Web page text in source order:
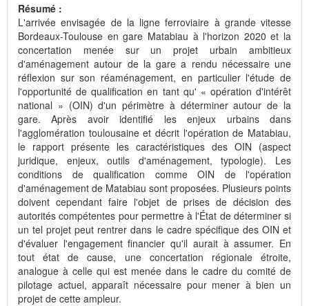
Résumé :
L'arrivée envisagée de la ligne ferroviaire à grande vitesse
Bordeaux-Toulouse en gare Matabiau à l'horizon 2020 et la
concertation menée sur un projet urbain ambitieux
d'aménagement autour de la gare a rendu nécessaire une
réflexion sur son réaménagement, en particulier l'étude de
l'opportunité de qualification en tant qu' « opération d'intérêt
national » (OIN) d'un périmètre à déterminer autour de la
gare. Après avoir identifié les enjeux urbains dans
l'agglomération toulousaine et décrit l'opération de Matabiau,
le rapport présente les caractéristiques des OIN (aspect
juridique, enjeux, outils d'aménagement, typologie). Les
conditions de qualification comme OIN de l'opération
d'aménagement de Matabiau sont proposées. Plusieurs points
doivent cependant faire l'objet de prises de décision des
autorités compétentes pour permettre à l'État de déterminer si
un tel projet peut rentrer dans le cadre spécifique des OIN et
d'évaluer l'engagement financier qu'il aurait à assumer. En
tout état de cause, une concertation régionale étroite,
analogue à celle qui est menée dans le cadre du comité de
pilotage actuel, apparaît nécessaire pour mener à bien un
projet de cette ampleur.